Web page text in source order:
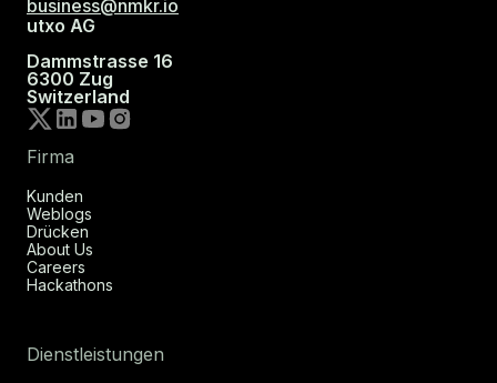
business@nmkr.io
utxo AG
Dammstrasse 16
6300 Zug
Switzerland
Firma
Kunden
Weblogs
Drücken
About Us
Careers
Hackathons
Dienstleistungen